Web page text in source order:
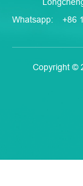
Whatsapp:
+86
Copyright ©